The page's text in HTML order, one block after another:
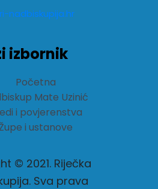
ri-nadbiskupija.hr
izbornik
Početna
Mate Uzinić
i povjerenstva
i ustanove
© 2021. Riječka
Sva prava